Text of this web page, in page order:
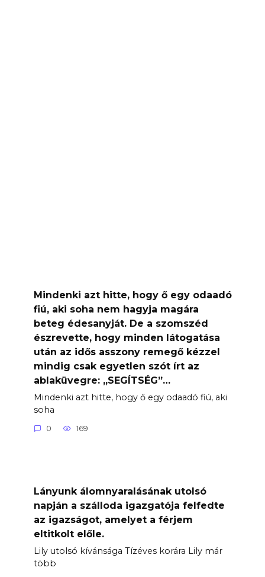
Mindenki azt hitte, hogy ő egy odaadó
fiú, aki soha nem hagyja magára
beteg édesanyját. De a szomszéd
észrevette, hogy minden látogatása
után az idős asszony remegő kézzel
mindig csak egyetlen szót írt az
ablaküvegre: „SEGÍTSÉG”…
Mindenki azt hitte, hogy ő egy odaadó fiú, aki
soha
0 169
Lányunk álomnyaralásának utolsó
napján a szálloda igazgatója felfedte
az igazságot, amelyet a férjem
eltitkolt előle.
Lily utolsó kívánsága Tízéves korára Lily már
több